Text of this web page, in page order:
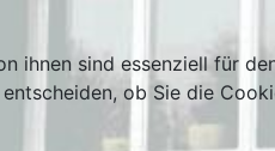
ihnen sind essenziell für
ob Sie die